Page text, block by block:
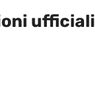
ufficiali